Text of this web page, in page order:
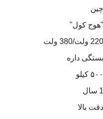
چین
"هوج کول"
220 ولت/380 ولت
بستگی داره
۵۰۰ کیلو
1 سال
دقت بالا